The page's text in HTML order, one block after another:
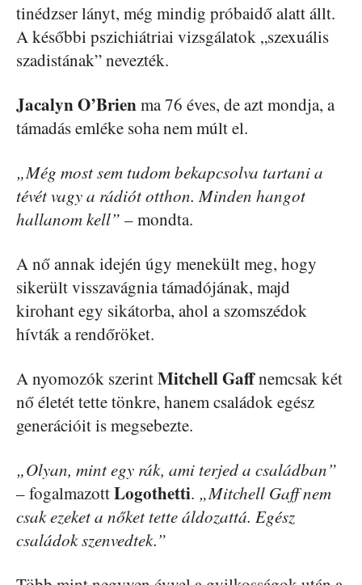
tinédzser lányt, még mindig próbaidő alatt állt.
A későbbi pszichiátriai vizsgálatok „szexuális
szadistának” nevezték.
Jacalyn O’Brienma 76 éves, de azt mondja, a
támadás emléke soha nem múlt el.
„Még most sem tudom bekapcsolva tartani a
tévét vagy a rádiót otthon. Minden hangot
hallanom kell” – mondta.
A nő annak idején úgy menekült meg, hogy
sikerült visszavágnia támadójának, majd
kirohant egy sikátorba, ahol a szomszédok
hívták a rendőröket.
A nyomozók szerintMitchell Gaffnemcsak két
nő életét tette tönkre, hanem családok egész
generációit is megsebezte.
„Olyan, mint egy rák, ami terjed a családban”
– fogalmazottLogothetti. „Mitchell Gaff nem
csak ezeket a nőket tette áldozattá. Egész
családok szenvedtek.”